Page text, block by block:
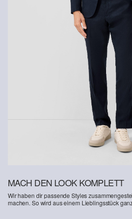
Gastkunden können ihre Artikel
Erhalt der Ware an uns zurückschicken.
Kunden haben nach Erhalt der Ware 30
Weitere Informationen sind unserer „
HIER online
MACH DEN LOOK KOMPLETT
Wir haben dir passende Styles
machen. So wird aus einem Lieblingsstück